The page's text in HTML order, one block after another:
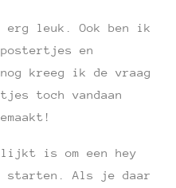
erg leuk. Ook ben ik
en
kreeg ik de vraag
toch vandaan
is om een hey
starten. Als je daar